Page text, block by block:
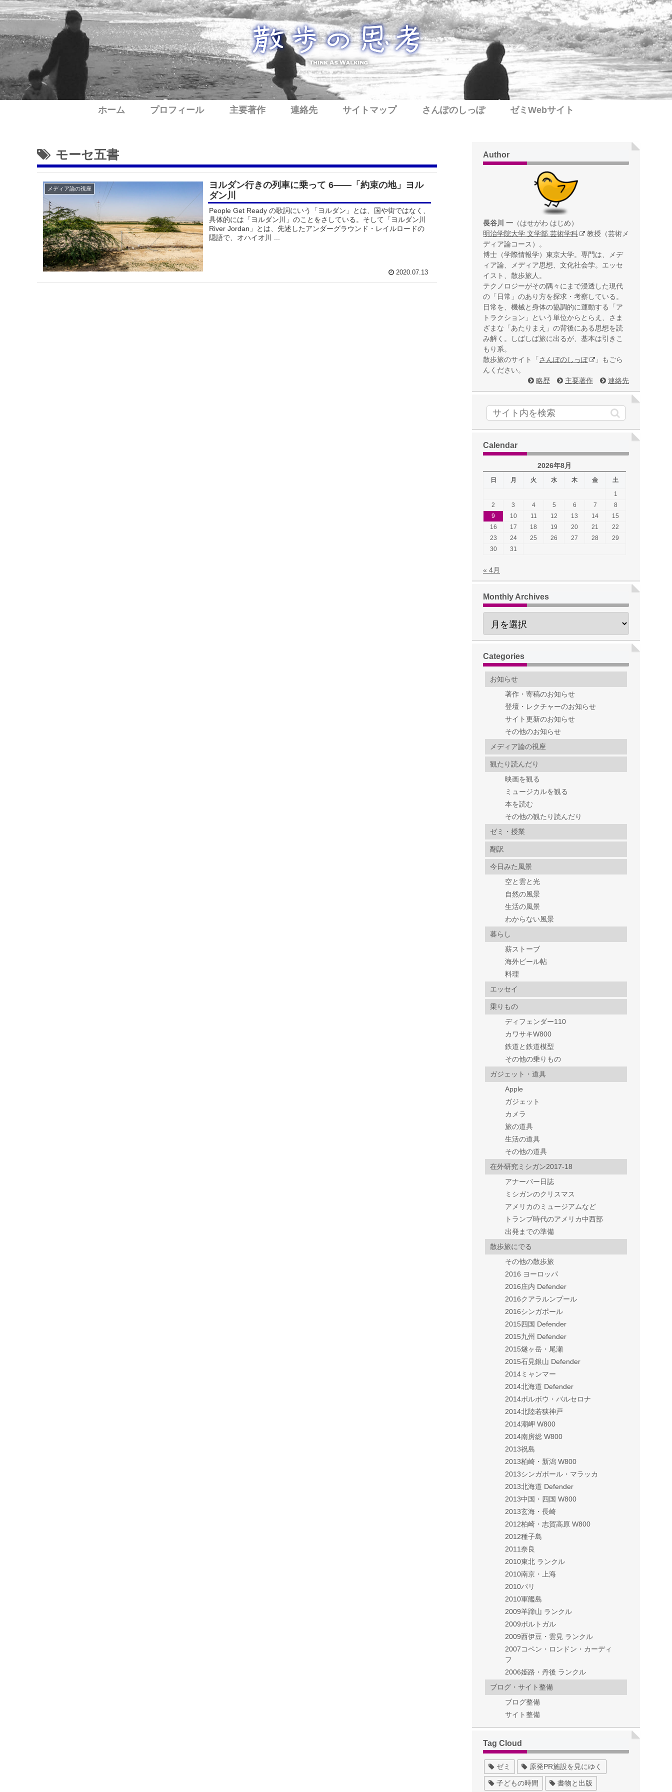
ホーム プロフィール 主要著作 連絡先 サイトマップ さんぽのしっぽ ゼミWebサイト
モーセ五書
メディア論の視座
ヨルダン行きの列車に乗って 6——「約束の地」ヨル
ダン川
People Get Ready の歌詞にいう「ヨルダン」とは、国や街ではなく、
具体的には「ヨルダン川」のことをさしている。そして「ヨルダン川
River Jordan」とは、先述したアンダーグラウンド・レイルロードの
隠語で、オハイオ川 ...
2020.07.13
Author
長谷川 一 （はせがわ はじめ）
明治学院大学 文学部 芸術学科
教授（芸術メ
ディア論コース）。
博士（学際情報学）東京大学。専門は、メデ
ィア論、メディア思想、文化社会学。エッセ
イスト、散歩旅人。
テクノロジーがその隅々にまで浸透した現代
の「日常」のあり方を探求・考察している。
日常を、機械と身体の協調的に運動する「ア
トラクション」という単位からとらえ、さま
ざまな「あたりまえ」の背後にある思想を読
み解く。しばしば旅に出るが、基本は引きこ
もり系。
散歩旅のサイト「 さんぽのしっぽ
」もごら
んください。
略歴
主要著作 連絡先
Calendar
2026年8月
日 月 火 水 木 金
土
1
2
3 4 5 6 7
8
9
10 11 12 13 14
15
16
17 18 19 20 21
22
23
24 25 26 27 28
29
30
31
« 4月
Monthly Archives
Categories
お知らせ
著作・寄稿のお知らせ
登壇・レクチャーのお知らせ
サイト更新のお知らせ
その他のお知らせ
メディア論の視座
観たり読んだり
映画を観る
ミュージカルを観る
本を読む
その他の観たり読んだり
ゼミ・授業
翻訳
今日みた風景
空と雲と光
自然の風景
生活の風景
わからない風景
暮らし
薪ストーブ
海外ビール帖
料理
エッセイ
乗りもの
ディフェンダー110
カワサキW800
鉄道と鉄道模型
その他の乗りもの
ガジェット・道具
Apple
ガジェット
カメラ
旅の道具
生活の道具
その他の道具
在外研究ミシガン2017-18
アナーバー日誌
ミシガンのクリスマス
アメリカのミュージアムなど
トランプ時代のアメリカ中西部
出発までの準備
散歩旅にでる
その他の散歩旅
2016 ヨーロッパ
2016庄内 Defender
2016クアラルンプール
2016シンガポール
2015四国 Defender
2015九州 Defender
2015燧ヶ岳・尾瀬
2015石見銀山 Defender
2014ミャンマー
2014北海道 Defender
2014ポルボウ・バルセロナ
2014北陸若狭神戸
2014潮岬 W800
2014南房総 W800
2013祝島
2013柏崎・新潟 W800
2013シンガポール・マラッカ
2013北海道 Defender
2013中国・四国 W800
2013玄海・長崎
2012柏崎・志賀高原 W800
2012種子島
2011奈良
2010東北 ランクル
2010南京・上海
2010パリ
2010軍艦島
2009羊蹄山 ランクル
2009ポルトガル
2009西伊豆・雲見 ランクル
2007コペン・ロンドン・カーディ
フ
2006姫路・丹後 ランクル
ブログ・サイト整備
ブログ整備
サイト整備
Tag Cloud
ゼミ 原発PR施設を見にゆく
子どもの時間 書物と出版